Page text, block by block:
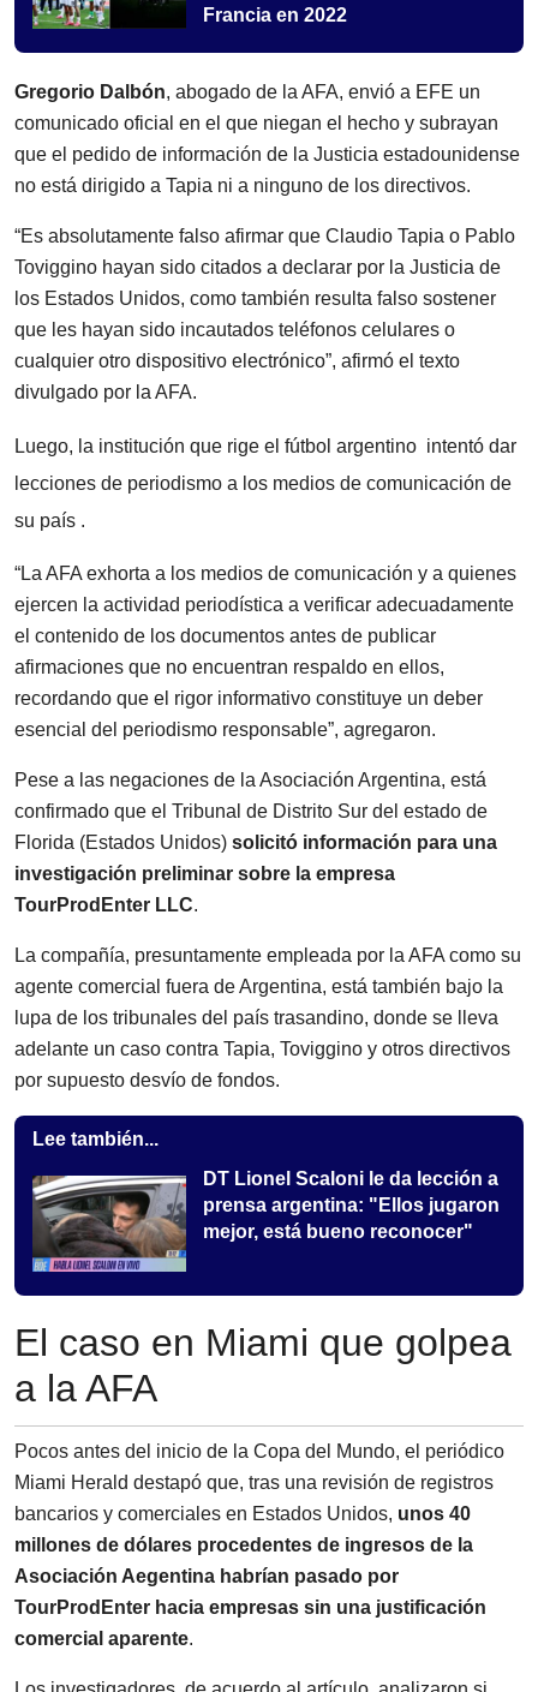
Francia en 2022
Gregorio Dalbón, abogado de la AFA, envió a EFE un
comunicado oficial en el que niegan el hecho y subrayan
que el pedido de información de la Justicia estadounidense
no está dirigido a Tapia ni a ninguno de los directivos.
“Es absolutamente falso afirmar que Claudio Tapia o Pablo
Toviggino hayan sido citados a declarar por la Justicia de
los Estados Unidos, como también resulta falso sostener
que les hayan sido incautados teléfonos celulares o
cualquier otro dispositivo electrónico”, afirmó el texto
divulgado por la AFA.
Luego, la institución que rige el fútbol argentino intentó dar
lecciones de periodismo a los medios de comunicación de
su país .
“La AFA exhorta a los medios de comunicación y a quienes
ejercen la actividad periodística a verificar adecuadamente
el contenido de los documentos antes de publicar
afirmaciones que no encuentran respaldo en ellos,
recordando que el rigor informativo constituye un deber
esencial del periodismo responsable”, agregaron.
Pese a las negaciones de la Asociación Argentina, está
confirmado que el Tribunal de Distrito Sur del estado de
Florida (Estados Unidos) solicitó información para una
investigación preliminar sobre la empresa
TourProdEnter LLC.
La compañía, presuntamente empleada por la AFA como su
agente comercial fuera de Argentina, está también bajo la
lupa de los tribunales del país trasandino, donde se lleva
adelante un caso contra Tapia, Toviggino y otros directivos
por supuesto desvío de fondos.
Lee también...
DT Lionel Scaloni le da lección a
prensa argentina: "Ellos jugaron
mejor, está bueno reconocer"
El caso en Miami que golpea
a la AFA
Pocos antes del inicio de la Copa del Mundo, el periódico
Miami Herald destapó que, tras una revisión de registros
bancarios y comerciales en Estados Unidos, unos 40
millones de dólares procedentes de ingresos de la
Asociación Aegentina habrían pasado por
TourProdEnter hacia empresas sin una justificación
comercial aparente.